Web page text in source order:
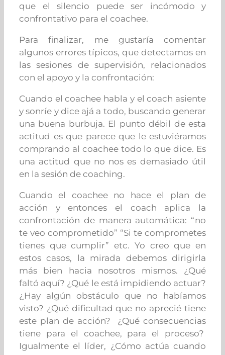
que el silencio puede ser incómodo y
confrontativo para el coachee.
Para finalizar, me gustaría comentar
algunos errores típicos, que detectamos en
las sesiones de supervisión, relacionados
con el apoyo y la confrontación:
Cuando el coachee habla y el coach asiente
y sonríe y dice ajá a todo, buscando generar
una buena burbuja. El punto débil de esta
actitud es que parece que le estuviéramos
comprando al coachee todo lo que dice. Es
una actitud que no nos es demasiado útil
en la sesión de coaching.
Cuando el coachee no hace el plan de
acción y entonces el coach aplica la
confrontación de manera automática: “no
te veo comprometido” “Si te comprometes
tienes que cumplir” etc. Yo creo que en
estos casos, la mirada debemos dirigirla
más bien hacia nosotros mismos. ¿Qué
faltó aquí? ¿Qué le está impidiendo actuar?
¿Hay algún obstáculo que no habíamos
visto? ¿Qué dificultad que no aprecié tiene
este plan de acción? ¿Qué consecuencias
tiene para el coachee, para el proceso?
Igualmente el líder, ¿Cómo actúa cuando